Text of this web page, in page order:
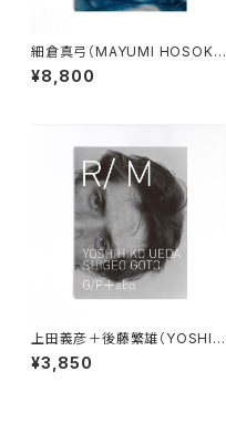
細倉真弓（MAYUMI HOSOKU
RA）WALKING, DIVING *Limi
ted Edition
¥8,800
上田義彦＋後藤繁雄（YOSHIHI
KO UEDA + SHIGEO GOT
O）R/M
¥3,850